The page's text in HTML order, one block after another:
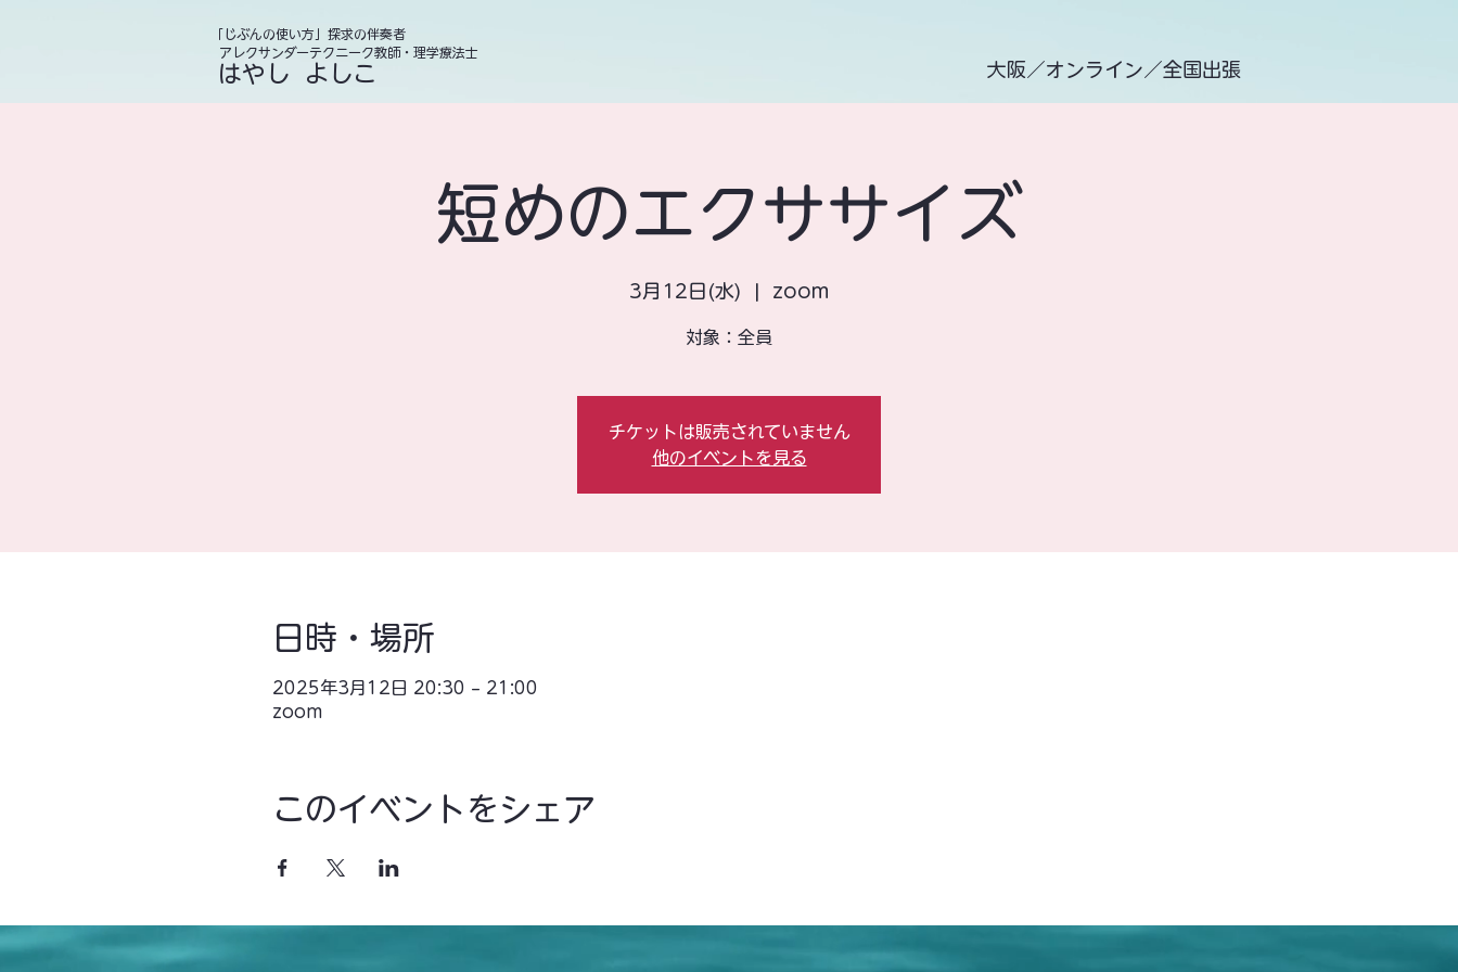
「じぶんの使い方」探求の伴奏者
アレクサンダーテクニーク教師・理学療法士
​ はやし よしこ 大阪／オンライン／全国出張
短めのエクササイズ
3月12日(水)
  |
zoom
対象：全員
チケットは販売されていません
他のイベントを見る
日時・場所
2025年3月12日 20:30 – 21:00
zoom
このイベントをシェア